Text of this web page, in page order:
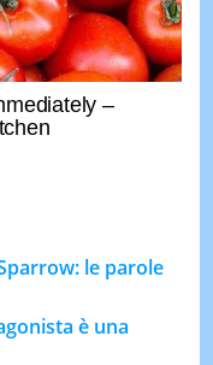
le parole
è una